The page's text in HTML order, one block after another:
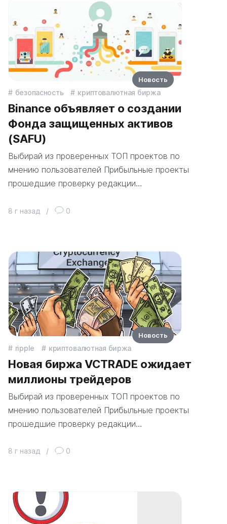
безопасность криптовалютная биржа
Binance объявляет о создании
Фонда защищенных активов
(SAFU)
Выбирай из проверенных ТОП проектов по
мнению пользователей Прибыльные проекты
прошедшие проверку редакции…
8 г назад / 0
Новость
ripple криптовалютная биржа
Новая биржа VCTRADE ожидает
миллионы трейдеров
Выбирай из проверенных ТОП проектов по
мнению пользователей Прибыльные проекты
прошедшие проверку редакции…
8 г назад / 0
Новость